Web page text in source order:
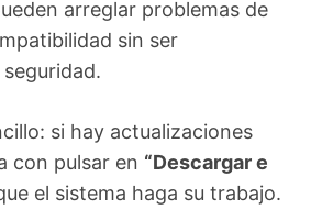
arreglar problemas de
sin ser
si hay actualizaciones
con pulsar en “Descargar e
el sistema haga su trabajo.